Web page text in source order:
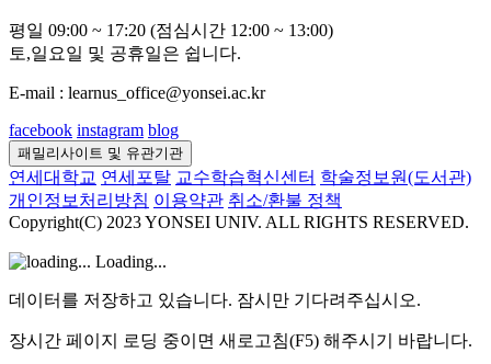
평일 09:00 ~ 17:20 (점심시간 12:00 ~ 13:00)
토,일요일 및 공휴일은 쉽니다.
E-mail : learnus_office@yonsei.ac.kr
facebook instagram blog
패밀리사이트 및 유관기관
연세대학교 연세포탈 교수학습혁신센터 학술정보원(도서관)
개인정보처리방침 이용약관 취소/환불 정책
Copyright(C) 2023 YONSEI UNIV. ALL RIGHTS RESERVED.
Loading...
데이터를 저장하고 있습니다. 잠시만 기다려주십시오.
장시간 페이지 로딩 중이면 새로고침(F5) 해주시기 바랍니다.